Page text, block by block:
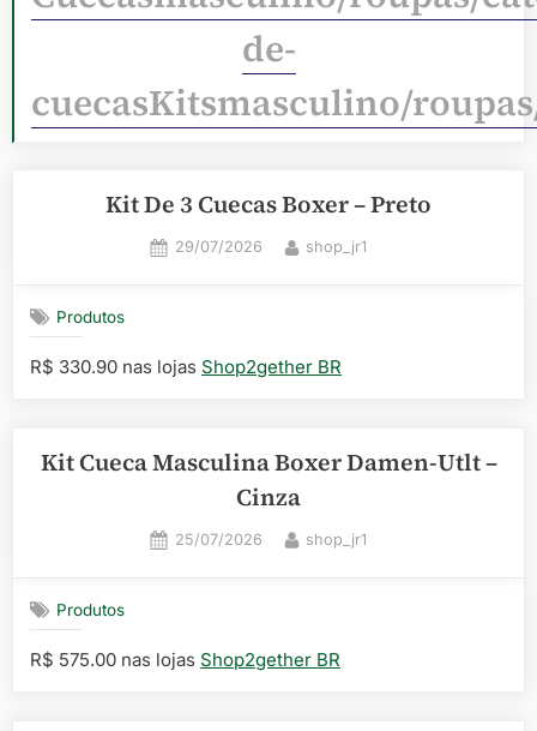
de-
cuecasKitsmasculino/
Kit De 3 Cuecas Boxer – Preto
Posted
29/07/2026 By
shop_jr1
Produtos
R$ 330.90 nas lojas Shop2gether BR
Kit Cueca Masculina Boxer Damen-Utlt –
Cinza
Posted
25/07/2026 By
shop_jr1
Produtos
R$ 575.00 nas lojas Shop2gether BR